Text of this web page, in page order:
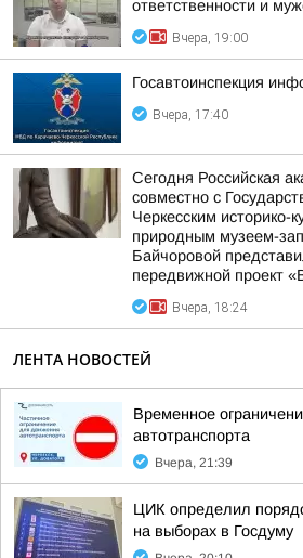
ответственности и
Вчера, 19:00
Госавтоинспекция
Вчера, 17:40
Сегодня Российская
совместно с
Черкесским историко-
природным музеем-
Байчоровой
передвижной проект
Вчера, 18:24
ЛЕНТА НОВОСТЕЙ
Временное
автотранспорта
Вчера, 21:39
ЦИК определил
на выборах в Госдуму